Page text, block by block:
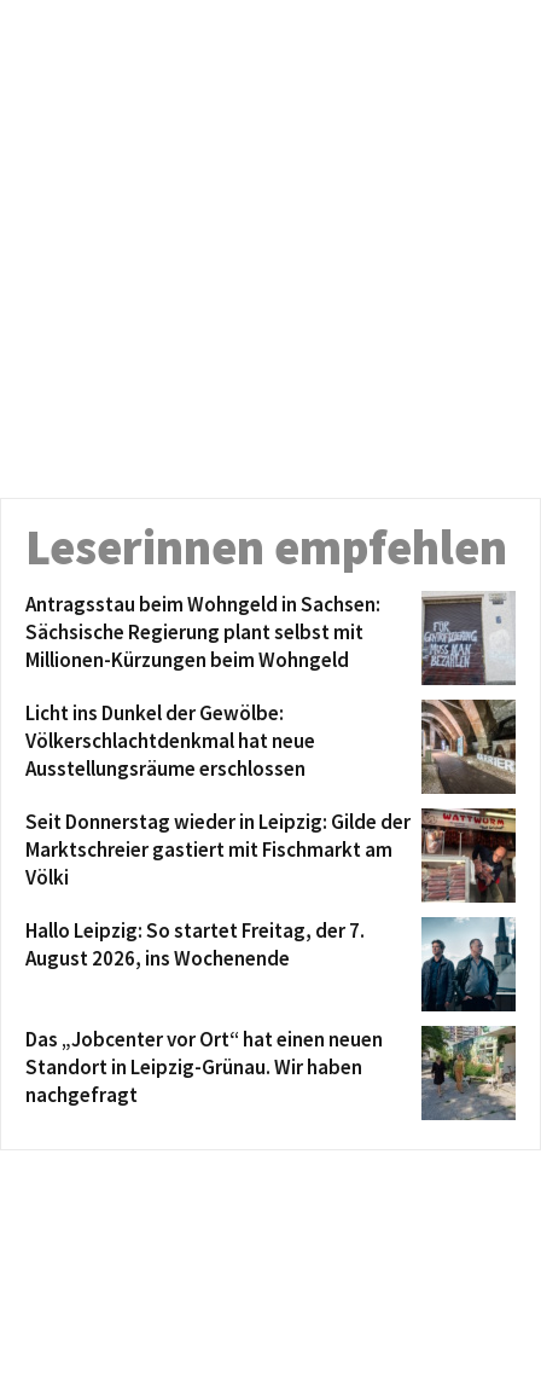
Leserinnen empfehlen
Antragsstau beim Wohngeld in Sachsen:
Sächsische Regierung plant selbst mit
Millionen-Kürzungen beim Wohngeld
Licht ins Dunkel der Gewölbe:
Völkerschlachtdenkmal hat neue
Ausstellungsräume erschlossen
Seit Donnerstag wieder in Leipzig: Gilde der
Marktschreier gastiert mit Fischmarkt am
Völki
Hallo Leipzig: So startet Freitag, der 7.
August 2026, ins Wochenende
Das „Jobcenter vor Ort“ hat einen neuen
Standort in Leipzig-Grünau. Wir haben
nachgefragt